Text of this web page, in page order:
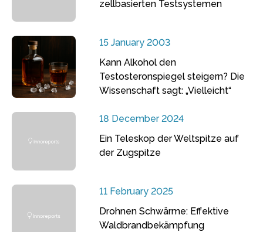
zellbasierten Testsystemen
15 January 2003
Kann Alkohol den
Testosteronspiegel steigern? Die
Wissenschaft sagt: „Vielleicht“
18 December 2024
Ein Teleskop der Weltspitze auf
der Zugspitze
11 February 2025
Drohnen Schwärme: Effektive
Waldbrandbekämpfung